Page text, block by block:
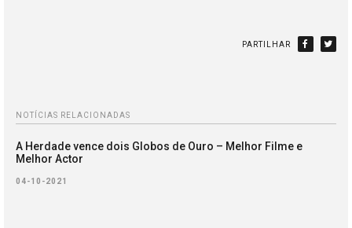
PARTILHAR
NOTÍCIAS RELACIONADAS
A Herdade vence dois Globos de Ouro – Melhor Filme e
Melhor Actor
04-10-2021